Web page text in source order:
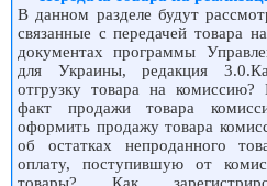
В данном разделе будут
связанные с передачей товара
документах программы
для Украины, редакция
отгрузку товара на
факт продажи товара
оформить продажу товара
об остатках непроданного
оплату, поступившую от
товары? Как